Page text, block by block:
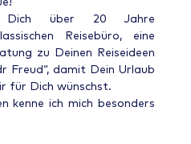
über 20 Jahre
Reisebüro, eine
zu Deinen Reiseideen
Freud“, damit Dein Urlaub
für Dich wünschst.
kenne ich mich besonders